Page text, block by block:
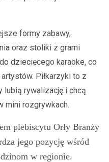
formy zabawy,
oraz stoliki z grami
dziecięcego karaoke, co
Piłkarzyki to z
lubią rywalizację i chcą
mini rozgrywkach.
plebiscytu Orły Branży
jego pozycję wśród
w regionie.